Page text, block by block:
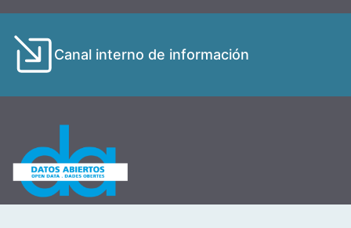
Canal interno de información